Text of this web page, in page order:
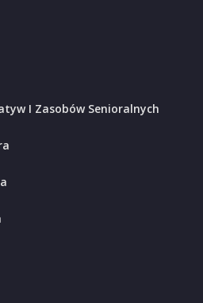
I Zasobów Senioralnych